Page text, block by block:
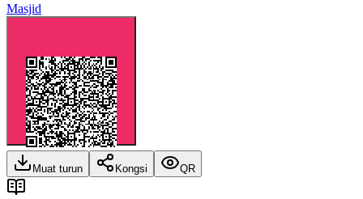
Masjid
Muat turun Kongsi QR